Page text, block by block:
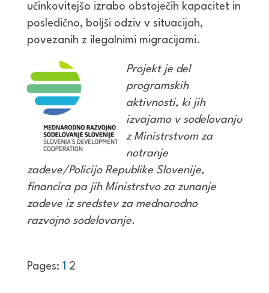
učinkovitejšo izrabo obstoječih kapacitet in
posledično, boljši odziv v situacijah,
povezanih z ilegalnimi migracijami.
Projekt je del
programskih
aktivnosti, ki jih
izvajamo v sodelovanju
z Ministrstvom za
notranje
zadeve/Policijo Republike Slovenije,
financira pa jih Ministrstvo za zunanje
zadeve iz sredstev za mednarodno
razvojno sodelovanje.
Pages: 1 2